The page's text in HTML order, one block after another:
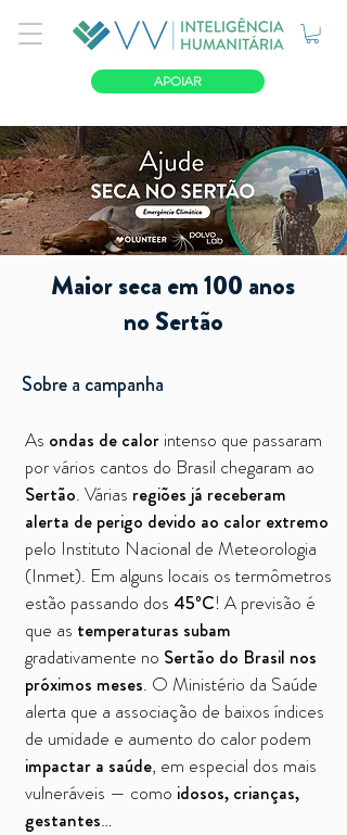
APOIAR
Maior seca em 100 anos
no Sertão
Sobre a campanha
As ondas de calor intenso que passaram
por vários cantos do Brasil chegaram ao
Sertão. Várias regiões já receberam
alerta de perigo devido ao calor extremo
pelo Instituto Nacional de Meteorologia
(Inmet). Em alguns locais os termômetros
estão passando dos 45ºC! A previsão é
que as temperaturas subam
gradativamente no Sertão do Brasil nos
próximos meses. O Ministério da Saúde
alerta que a associação de baixos índices
de umidade e aumento do calor podem
impactar a saúde, em especial dos mais
vulneráveis — como idosos, crianças,
gestantes…